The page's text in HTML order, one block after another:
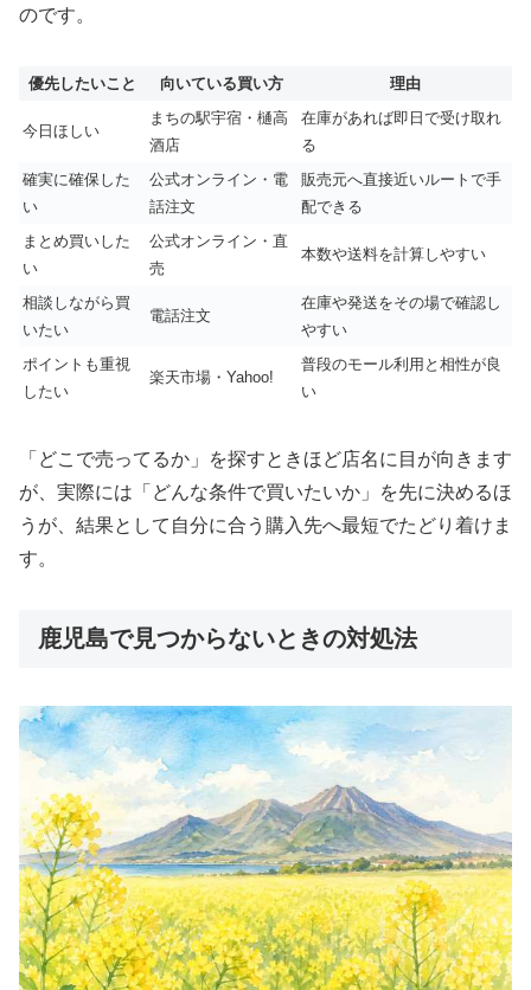
のです。
優先したいこと 向いている買い方 理由
今日ほしい
まちの駅宇宿・樋高
酒店
在庫があれば即日で受け取れ
る
確実に確保した
い
公式オンライン・電
話注文
販売元へ直接近いルートで手
配できる
まとめ買いした
い
公式オンライン・直
売
本数や送料を計算しやすい
相談しながら買
いたい
電話注文
在庫や発送をその場で確認し
やすい
ポイントも重視
したい
楽天市場・Yahoo!
普段のモール利用と相性が良
い
「どこで売ってるか」を探すときほど店名に目が向きます
が、実際には「どんな条件で買いたいか」を先に決めるほ
うが、結果として自分に合う購入先へ最短でたどり着けま
す。
鹿児島で見つからないときの対処法